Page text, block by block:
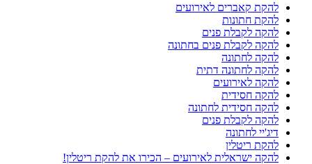
להקת קאברים לאירועים
להקת חתונות
להקה לקבלת פנים
להקה לקבלת פנים בחתונה
להקה לחתונה
להקה לחתונה דתית
להקה לאירועים
להקה חסידית
להקה חסידית לחתונה
להקה לקבלת פנים
דיג'יי לחתונה
להקת ריטלין
להקה ישראלית לאירועים – הכירו את להקת ריטלין!